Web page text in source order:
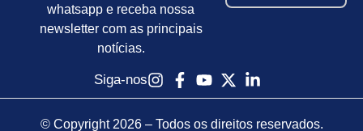
whatsapp e receba nossa
newsletter com as principais
notícias.
Siga-nos
© Copyright 2026 – Todos os direitos reservados.